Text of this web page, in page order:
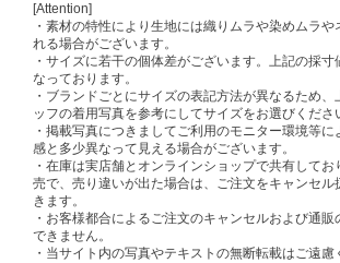
[Attention]
・素材の特性により生地には織りムラや染めムラや
れる場合がございます。
・サイズに若干の個体差がございます。上記の採寸
なっております。
・ブランドごとにサイズの表記方法が異なるため、
ッフの着用写真を参考にしてサイズをお選びくださ
・掲載写真につきましてご利用のモニター環境等
感と多少異なって見える場合がございます。
・在庫は実店舗とオンラインショップで共有してお
売で、売り違いが出た場合は、ご注文をキャンセル
きます。
・お客様都合によるご注文のキャンセルおよび通
できません。
・当サイト内の写真やテキストの無断転載はご遠慮